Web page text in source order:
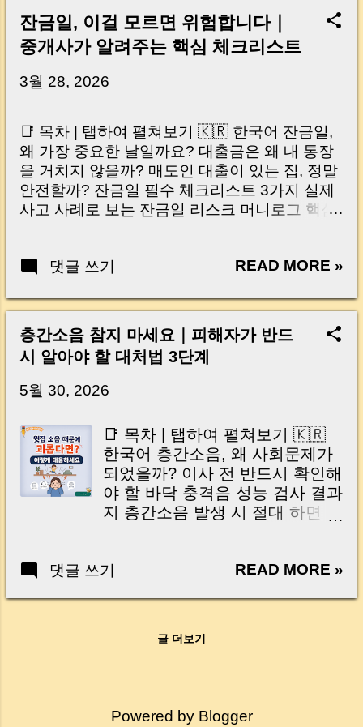
잔금일, 이걸 모르면 위험합니다｜
중개사가 알려주는 핵심 체크리스트
3월 28, 2026
📑 목차 | 탭하여 펼쳐보기 🇰🇷 한국어 잔금일,
왜 가장 중요한 날일까요? 대출금은 왜 내 통장
을 거치지 않을까? 매도인 대출이 있는 집, 정말
안전할까? 잔금일 필수 체크리스트 3가지 실제
사고 사례로 보는 잔금일 리스크 머니로그 핵심
Your Account Is It Safe If the Seller Has a
Real Risks and Mistakes to Avoid MoneyLog
Key Takeaway 혹시 이런 생각 해보신 적 있으
신가요? “잔금일… 그냥 돈 보내고 끝나는 거 아
닌가요?” 하지만 현장에서 보면 전혀 그렇지 않
습니다. 잔금일은 ‘서류 몇 장 처리하는 날’이 아
이는 가장 긴장되는 순간 입니다. 실제로 제가
중개 현장에서 겪었던 일입니다. 금요일 오후 3
시, 이체 한도에 막혀 송금이 멈췄고 그 자리에
서 계약이 무산될 뻔한 아찔한 상황이 있었습니
다. 또 어떤 분은 이렇게 말씀하십니다. “내 대출
인데 왜 내 통장으로 안 들어오죠?” “매도인이 대
사실은 ‘구조’를 몰라서 생기는 걱정입니다. 그래
서 오늘은 잔금일에 실제로 돈이 어떻게 움직이
는지, 왜 사고가 나는지, 그리고 무엇을 꼭 준비
드리겠습니다. 이 글 하나만 제대로 이해하시면,
thought like this? “Closing day…...
댓글 쓰기 READ MORE »
층간소음 참지 마세요｜피해자가 반드
시 알아야 할 대처법 3단계
5월 30, 2026
📑 목차 | 탭하여 펼쳐보기 🇰🇷
한국어 층간소음, 왜 사회문제가
되었을까? 이사 전 반드시 확인해
야 할 바닥 충격음 성능 검사 결과
지 층간소음 발생 시 절대 하면 안
지 간다면? 소음일지 작성과 증거
Social Issue Check the Floor
Never Do When Facing Floor
댓글 쓰기 READ MORE »
글 더보기
Powered by Blogger